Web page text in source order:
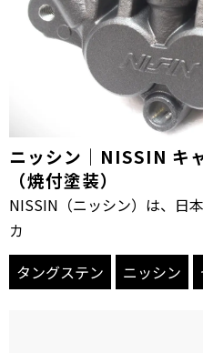
ニッシン｜NISSIN キ
（焼付塗装）
NISSIN（ニッシン）は、日
カ
タングステン
ニッシン